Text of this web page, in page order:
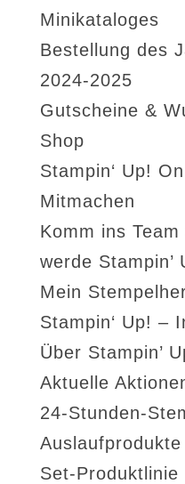
Minikataloges
Bestellung des
2024-2025
Gutscheine &
Shop
Stampin‘ Up!
Mitmachen
Komm ins
werde Stampin’
Mein
Stampin‘ Up! –
Über Stampin’
Aktuelle
24-Stunden-
Auslaufprodukte
Set-Produktlinie